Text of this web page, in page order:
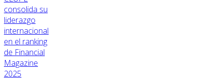
consolida su
liderazgo
internacional
en el ranking
de Financial
Magazine
2025